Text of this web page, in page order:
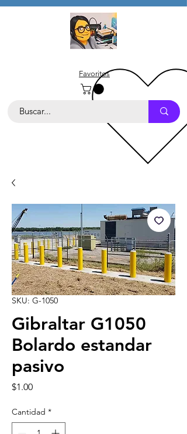
Favoritos
SKU: G-1050
Gibraltar G1050
Bolardo estandar
pasivo
$1.00Precio
Cantidad *